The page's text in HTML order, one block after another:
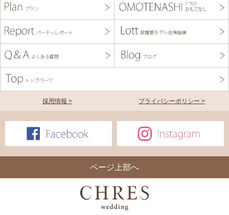
採用情報 > プライバシーポリシー >
ページ上部へ